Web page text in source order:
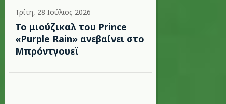
Τρίτη, 28 Ιούλιος 2026
Το μιούζικαλ του Prince
«Purple Rain» ανεβαίνει στο
Μπρόντγουεϊ